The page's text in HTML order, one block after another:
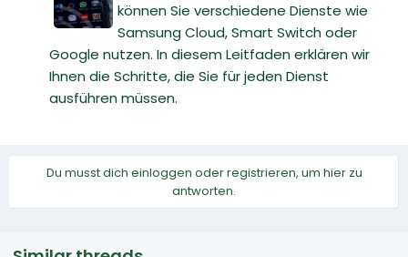
können Sie verschiedene Dienste wie
Samsung Cloud, Smart Switch oder
Google nutzen. In diesem Leitfaden erklären wir
Ihnen die Schritte, die Sie für jeden Dienst
ausführen müssen.
Du musst dich einloggen oder registrieren, um hier zu
antworten.